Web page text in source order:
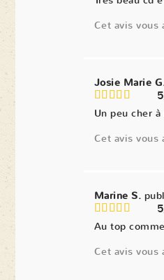
Cet avis vous
Josie Marie
Un peu cher
Cet avis vous
Marine S.
Au top
Cet avis vous